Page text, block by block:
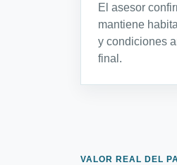
El asesor
mantiene
y condiciones
final.
VALOR REAL DEL